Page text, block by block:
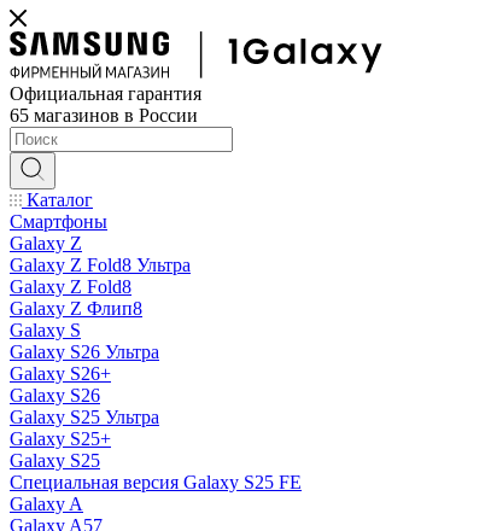
Официальная гарантия
65 магазинов в России
Каталог
Смартфоны
Galaxy Z
Galaxy Z Fold8 Ультра
Galaxy Z Fold8
Galaxy Z Флип8
Galaxy S
Galaxy S26 Ультра
Galaxy S26+
Galaxy S26
Galaxy S25 Ультра
Galaxy S25+
Galaxy S25
Специальная версия Galaxy S25 FE
Galaxy A
Galaxy A57